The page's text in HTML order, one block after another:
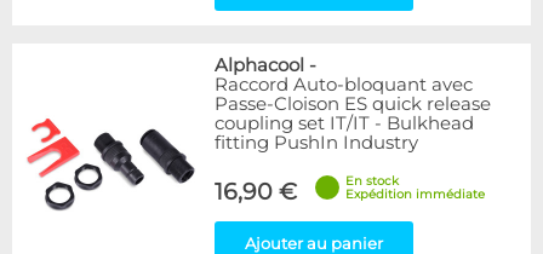
Alphacool -
Raccord Auto-bloquant avec
Passe-Cloison ES quick release
coupling set IT/IT - Bulkhead
fitting PushIn Industry
16,90 €
En stock
Expédition immédiate
Ajouter au panier